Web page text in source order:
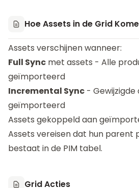
Hoe Assets in de Grid
Assets verschijnen wanneer:
Full Sync met assets - Alle
geïmporteerd
Incremental Sync - Gewijzigde
geïmporteerd
Assets gekoppeld aan
Assets vereisen dat hun parent
bestaat in de PIM tabel.
Grid Acties